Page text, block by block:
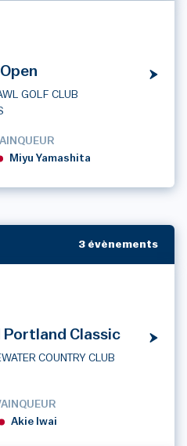
GOLF CLUB
Miyu Yamashita
3 évènements
Portland Classic
COUNTRY CLUB
Akie Iwai